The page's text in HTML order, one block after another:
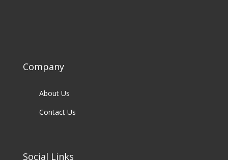
Company
About Us
Contact Us
Social Links